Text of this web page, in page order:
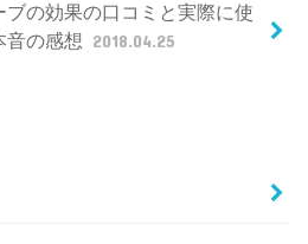
ブの効果の口コミと実際に使
音の感想 2018.04.25